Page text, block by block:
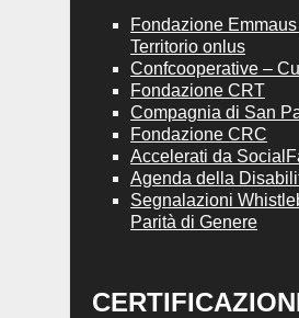
Fondazione Emmaus
Territorio onlus
Confcooperative –
Fondazione CRT
Compagnia di San
Fondazione CRC
Accelerati da
Agenda della
Segnalazioni
Parità di Genere